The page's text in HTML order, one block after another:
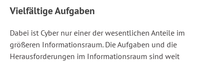
Vielfältige Aufgaben
Dabei ist Cyber nur einer der wesentlichen Anteile im
größeren Informationsraum. Die Aufgaben und die
Herausforderungen im Informationsraum sind weit